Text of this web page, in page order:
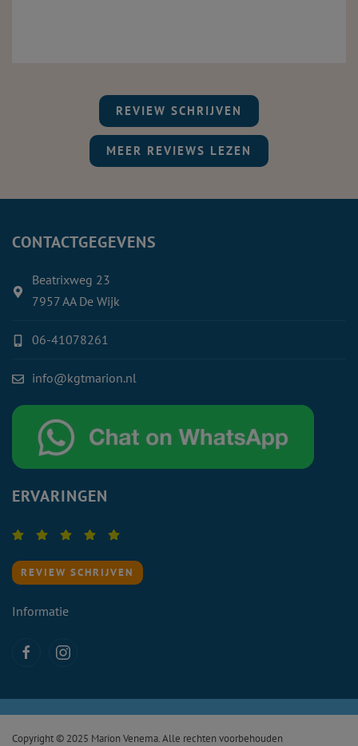
REVIEW SCHRIJVEN
MEER REVIEWS LEZEN
CONTACTGEGEVENS
Beatrixweg 23
7957 AA De Wijk
06-41078261
info@kgtmarion.nl
ERVARINGEN
REVIEW SCHRIJVEN
Informatie
Copyright © 2025 Marion Venema. Alle rechten voorbehouden